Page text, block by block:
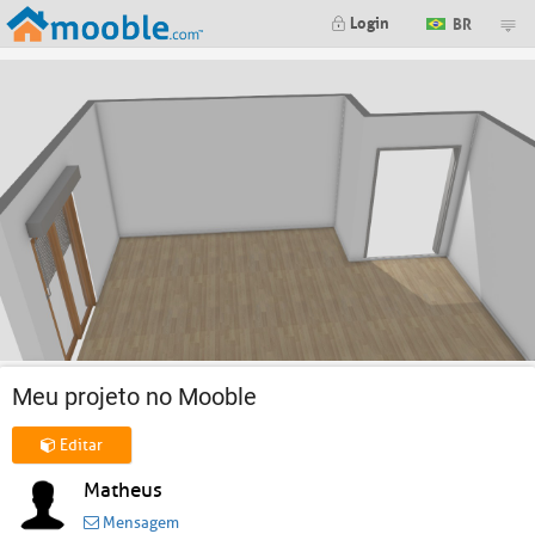
Login BR
Meu projeto no Mooble
Editar
Matheus
Mensagem